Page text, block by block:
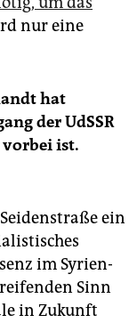
nur eine
hat
der UdSSR
vorbei ist.
ein
im Sy­rien­
Sinn
in Zukunft